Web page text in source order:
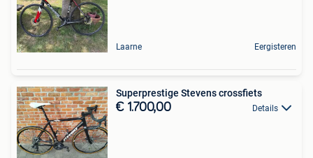
Laarne Eergisteren
Superprestige Stevens crossfiets
€ 1.700,00 Details